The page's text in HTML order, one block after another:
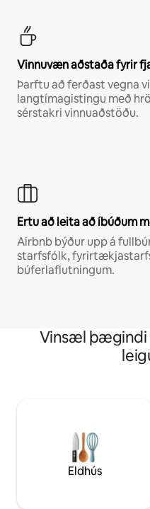
Vinnuvæn aðstaða fyrir
Þarftu að ferðast vegna
langtímagistingu með
sérstakri vinnuaðstöðu.
Ertu að leita að íbúðum
Airbnb býður upp á
starfsfólk,
búferlaflutningum.
Vinsæl þægindi
Eldhús